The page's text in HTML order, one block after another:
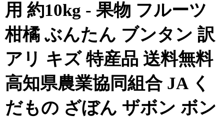
用 約10kg - 果物 フルーツ
柑橘 ぶんたん ブンタン 訳
アリ キズ 特産品 送料無料
高知県農業協同組合 JA く
だもの ざぼん ザボン ボン